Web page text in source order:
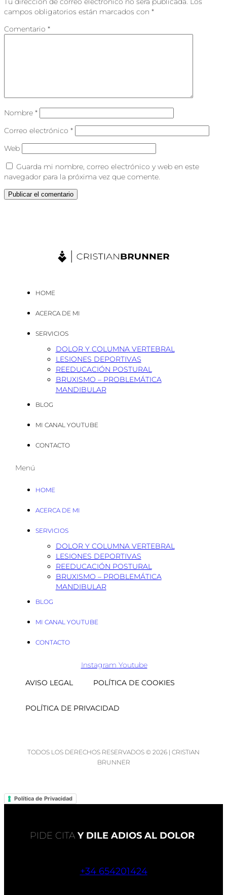
campos obligatorios están marcados con *
Comentario *
Nombre *
Correo electrónico *
Web
Guarda mi nombre, correo electrónico y web en este
navegador para la próxima vez que comente.
HOME
ACERCA DE MI
SERVICIOS
DOLOR Y COLUMNA VERTEBRAL
LESIONES DEPORTIVAS
REEDUCACIÓN POSTURAL
BRUXISMO – PROBLEMÁTICA
MANDIBULAR
BLOG
MI CANAL YOUTUBE
CONTACTO
Menú
HOME
ACERCA DE MI
SERVICIOS
DOLOR Y COLUMNA VERTEBRAL
LESIONES DEPORTIVAS
REEDUCACIÓN POSTURAL
BRUXISMO – PROBLEMÁTICA
MANDIBULAR
BLOG
MI CANAL YOUTUBE
CONTACTO
Instagram Youtube
AVISO LEGAL
POLÍTICA DE COOKIES
POLÍTICA DE PRIVACIDAD
TODOS LOS DERECHOS RESERVADOS © 2026 | CRISTIAN
BRUNNER
Política de Privacidad
PIDE CITA Y DILE ADIOS AL DOLOR
+34 654201424